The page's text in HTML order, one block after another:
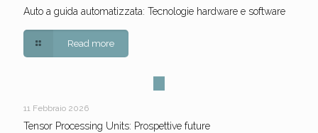
Auto a guida automatizzata: Tecnologie hardware e software
Read more
11 Febbraio 2026
Tensor Processing Units: Prospettive future